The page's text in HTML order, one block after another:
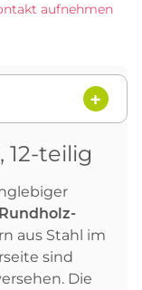
aufnehmen
teilig
aus Stahl im
sind
Die